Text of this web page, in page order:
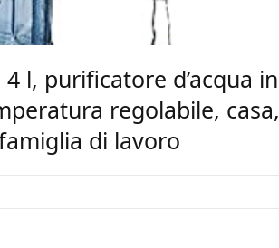
l, purificatore d’acqua in
regolabile, casa,
di lavoro